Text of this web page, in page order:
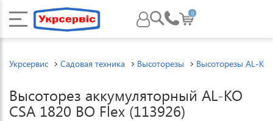
0
Укрсервис Садовая техника Высоторезы Высоторезы AL-KO
Высоторез аккумуляторный AL-KO
CSА 1820 BO Flex (113926)